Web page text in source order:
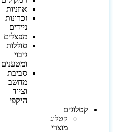
אוזניות
זכרונות
ניידים
מפצלים
סוללות
גיבוי
ומטענים
סביבת
מחשב
וציוד
היקפי
קטלוגים
קטלוג
מוצרי